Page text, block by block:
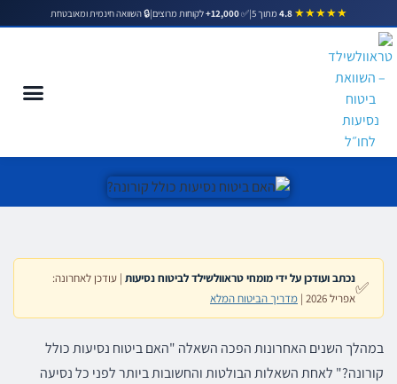
★★★★★
4.8 מתוך 5 |
✅
12,000+ לקוחות מרוצים|🔒 השוואה חינמית ומאובטחת
האם ביטוח נסיעות כולל קורונה?
✅נכתב ועודכן על ידי מומחי טראוולשילד לביטוח נסיעות | עודכן לאחרונה:
אפריל 2026 |
מדריך הביטוח המלא
במהלך השנים האחרונות הפכה השאלה "האם ביטוח נסיעות כולל
קורונה?" לאחת השאלות הבולטות והחשובות ביותר לפני כל נסיעה